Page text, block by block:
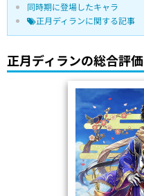
同時期に登場したキャラ
正月ディランに関する記事
正月ディランの総合評価